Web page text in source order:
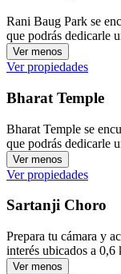
Rani Baug Park se
que podrás dedicarle
Ver menos
Ver propiedades
Bharat Temple
Bharat Temple se
que podrás dedicarle
Ver menos
Ver propiedades
Sartanji Choro
Prepara tu cámara y
interés ubicados a 0,6
Ver menos